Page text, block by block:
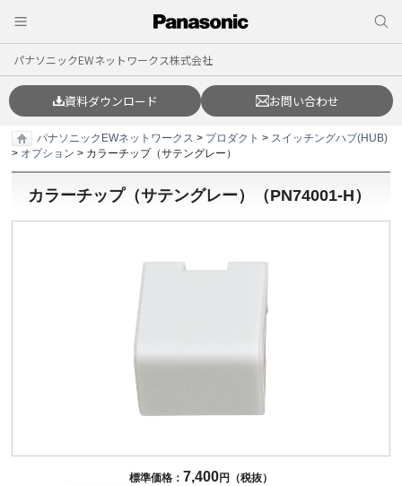
パナソニックEWネットワークス株式会社
資料ダウンロード お問い合わせ
パナソニックEWネットワークス > プロダクト > スイッチングハブ(HUB)
> オプション > カラーチップ（サテングレー）
カラーチップ（サテングレー）（PN74001-H）
標準価格： 7,400円（税抜）